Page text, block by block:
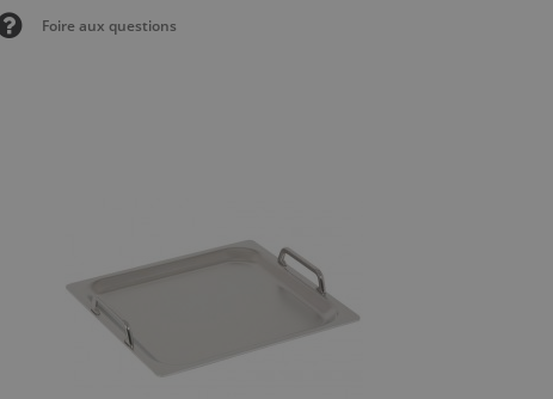
Foire aux questions